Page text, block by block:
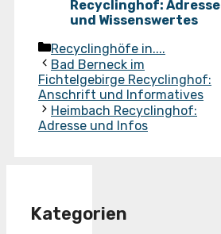
Recyclinghof: Adresse
und Wissenswertes
Kategorien
Recyclinghöfe in....
Bad Berneck im
Fichtelgebirge Recyclinghof:
Anschrift und Informatives
Heimbach Recyclinghof:
Adresse und Infos
Kategorien